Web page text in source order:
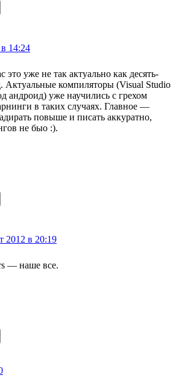
14:24
это уже не так актуально как десять-
Актуальные компиляторы (Visual Studio
андроид) уже научились с грехом
в таких случаях. Главное —
повыше и писать аккуратно,
не быо :).
2012 в 20:19
— наше все.